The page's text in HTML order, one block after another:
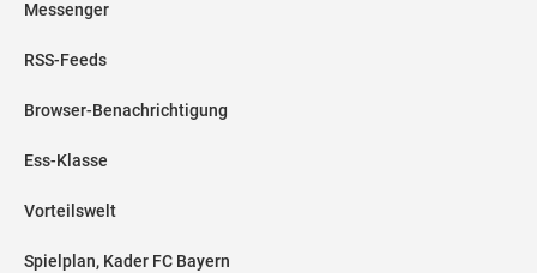
Messenger
RSS-Feeds
Browser-Benachrichtigung
Ess-Klasse
Vorteilswelt
Spielplan, Kader FC Bayern